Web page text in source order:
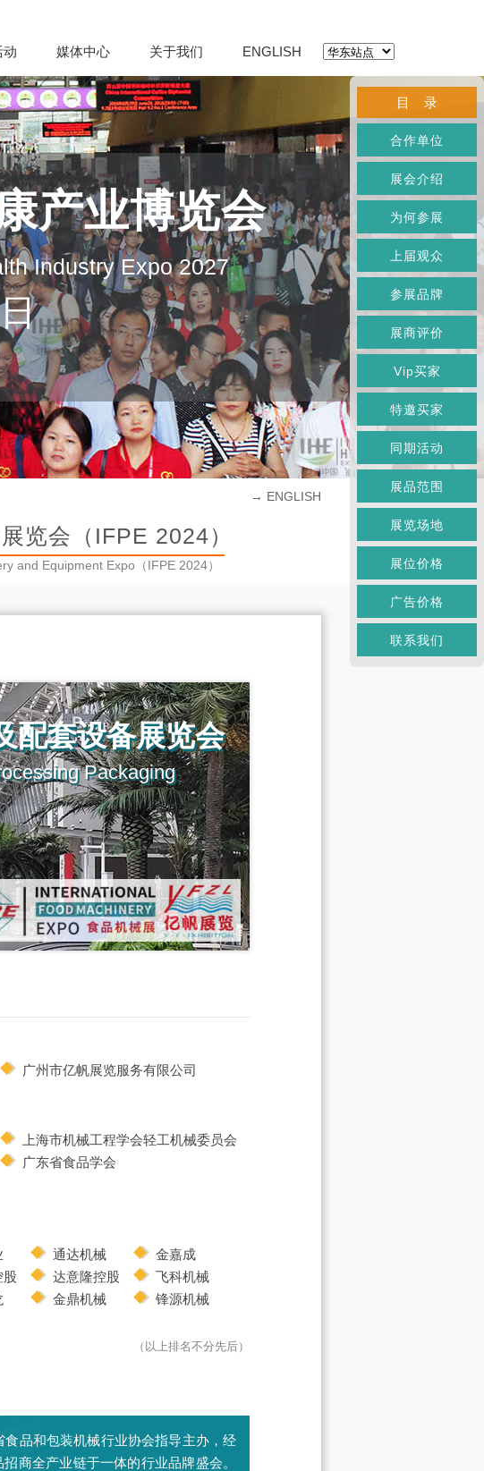
动 媒体中心 关于我们 ENGLISH
产业博览会
Industry Expo 2027
→ ENGLISH
览会（IFPE 2024）
and Equipment Expo（IFPE 2024）
目 录
合作单位
展会介绍
为何参展
上届观众
参展品牌
展商评价
Vip买家
特邀买家
同期活动
展品范围
展览场地
展位价格
广告价格
联系我们
配套设备展览会
Packaging
广州市亿帆展览服务有限公司
上海市机械工程学会轻工机械委员会
广东省食品学会
通达机械
金嘉成
股 达意隆控股
飞科机械
金鼎机械
锋源机械
（以上排名不分先后）
品和包装机械行业协会指导主办，经
商全产业链于一体的行业品牌盛会。